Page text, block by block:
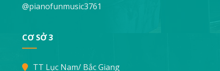
@pianofunmusic3761
CƠ SỞ 3
TT Lục Nam/ Bắc Giang